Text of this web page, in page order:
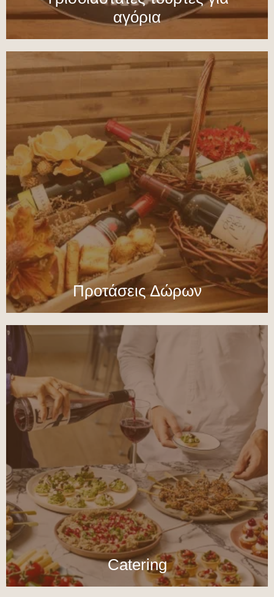
αγόρια
Προτάσεις Δώρων
Catering